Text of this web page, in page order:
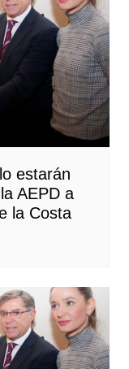
estarán
AEPD a
la Costa